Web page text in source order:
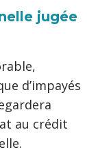
jugée
d’impayés
au crédit